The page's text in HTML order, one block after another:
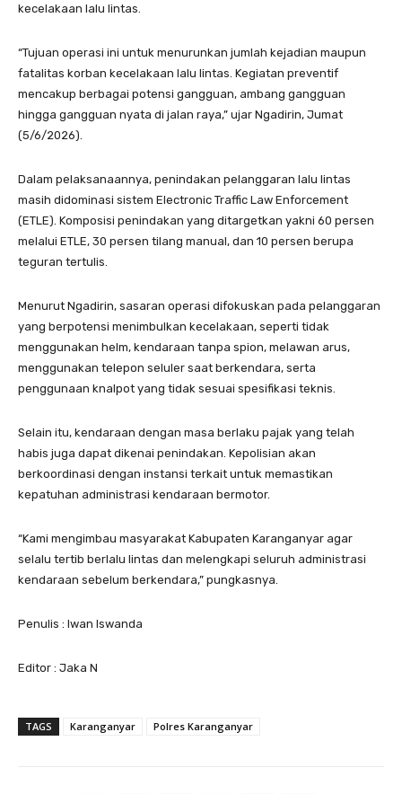
kecelakaan lalu lintas.
“Tujuan operasi ini untuk menurunkan jumlah kejadian maupun
fatalitas korban kecelakaan lalu lintas. Kegiatan preventif
mencakup berbagai potensi gangguan, ambang gangguan
hingga gangguan nyata di jalan raya,” ujar Ngadirin, Jumat
(5/6/2026).
Dalam pelaksanaannya, penindakan pelanggaran lalu lintas
masih didominasi sistem Electronic Traffic Law Enforcement
(ETLE). Komposisi penindakan yang ditargetkan yakni 60 persen
melalui ETLE, 30 persen tilang manual, dan 10 persen berupa
teguran tertulis.
Menurut Ngadirin, sasaran operasi difokuskan pada pelanggaran
yang berpotensi menimbulkan kecelakaan, seperti tidak
menggunakan helm, kendaraan tanpa spion, melawan arus,
menggunakan telepon seluler saat berkendara, serta
penggunaan knalpot yang tidak sesuai spesifikasi teknis.
Selain itu, kendaraan dengan masa berlaku pajak yang telah
habis juga dapat dikenai penindakan. Kepolisian akan
berkoordinasi dengan instansi terkait untuk memastikan
kepatuhan administrasi kendaraan bermotor.
“Kami mengimbau masyarakat Kabupaten Karanganyar agar
selalu tertib berlalu lintas dan melengkapi seluruh administrasi
kendaraan sebelum berkendara,” pungkasnya.
Penulis : Iwan Iswanda
Editor : Jaka N
TAGS Karanganyar Polres Karanganyar